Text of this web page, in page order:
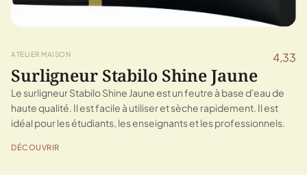
ATELIER MAISON 4,33
Surligneur Stabilo Shine Jaune
Le surligneur Stabilo Shine Jaune est un feutre à base d'eau de
haute qualité. Il est facile à utiliser et sèche rapidement. Il est
idéal pour les étudiants, les enseignants et les professionnels.
DÉCOUVRIR